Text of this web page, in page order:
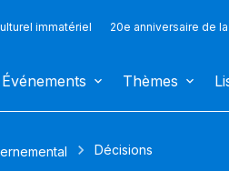
immatériel 20e anniversaire de
Événements Thèmes
Décisions